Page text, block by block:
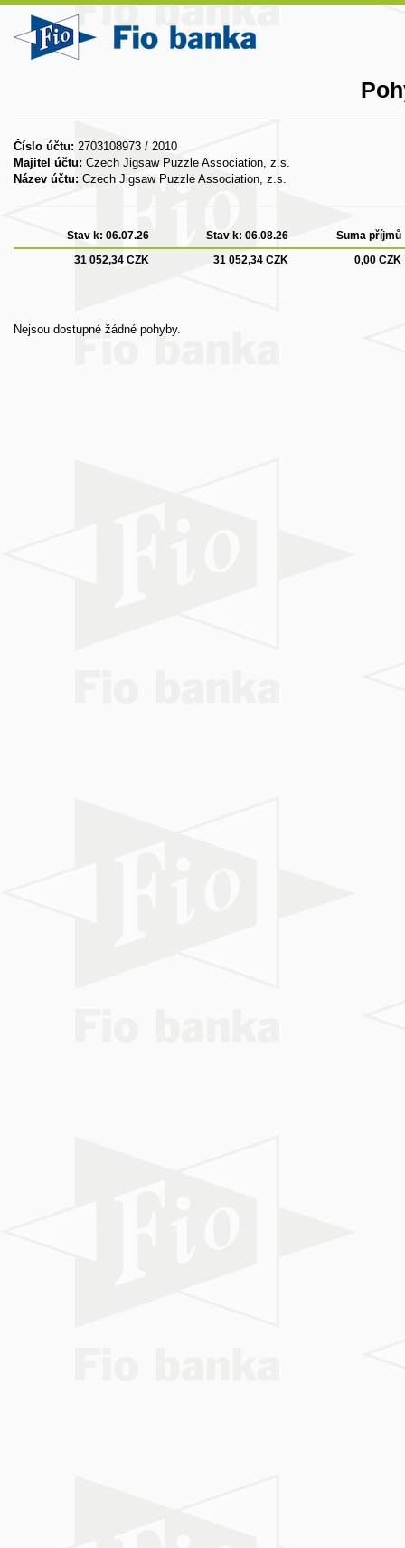
Číslo účtu: 2703108973 / 2010
Majitel účtu: Czech Jigsaw Puzzle Association, z.s.
Název účtu: Czech Jigsaw Puzzle Association, z.s.
Stav k: 06.07.26 Stav k: 06.08.26
Suma příjmů
31 052,34 CZK
31 052,34 CZK 0,00 CZK
Nejsou dostupné žádné pohyby.